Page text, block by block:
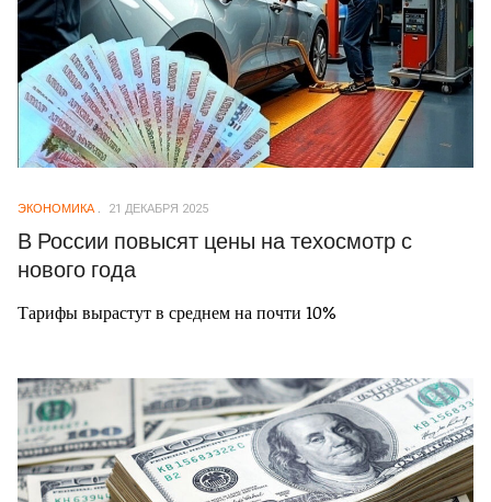
ЭКОНОМИКА 21 ДЕКАБРЯ 2025
В России повысят цены на техосмотр с
нового года
Тарифы вырастут в среднем на почти 10%